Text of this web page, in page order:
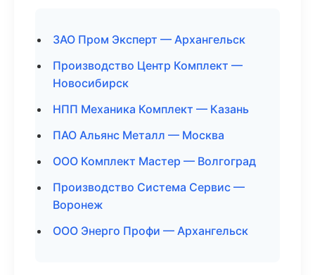
ЗАО Пром Эксперт — Архангельск
Производство Центр Комплект —
Новосибирск
НПП Механика Комплект — Казань
ПАО Альянс Металл — Москва
ООО Комплект Мастер — Волгоград
Производство Система Сервис —
Воронеж
ООО Энерго Профи — Архангельск